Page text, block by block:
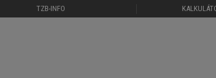
TZB-INFO